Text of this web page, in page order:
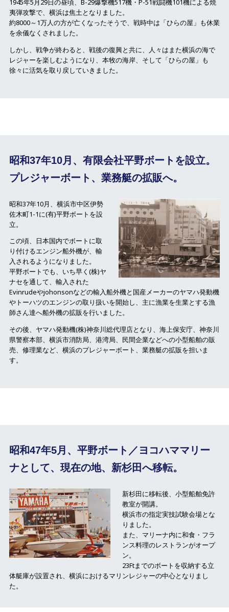
1945年5月29日の昼頃、B-29爆撃機517機・P-51戦闘機101機による焼
夷弾攻撃で、横浜は焦土となりました。
約8000～1万人の方が亡くなったそうで、戦時中は「ひらの屋」も休業
を余儀なくされました。
しかし、戦争が終わると、戦後の復興と共に、人々はまた横浜の海で
レジャーを楽しむようになり、 本牧の海岸、そして「ひらの屋」も
徐々に活気を取り戻していきました。
昭和37年10月、有限会社平野ボートを設立。
プレジャーボート、業務艇の拡販へ。
昭和37年10月、横浜市中区伊勢
佐木町1-1に(有)平野ボートを設
立。
この頃、日本国内でボートに取
り付けるエンジン船外機が、輸
入されるようになりました。
平野ボートでも、いち早く(株)ヤ
ナセを通して、輸入された
Evinrudeやjohonsonなどの輸入船外機と国産メーカーのヤマハ発動機
やトーハツのエンジンの取り扱いを開始し、 主に漁業を生業とする漁
師さん達へ船外機の拡販を行いました。
その後、ヤマハ発動機(株)神奈川総代理店となり、海上保安庁、神奈川
県警察本部、横浜市消防局、港湾局、民間企業などへの小型船舶の販
売、修理業など、横浜のプレジャーボート、業務艇の拡販を担いま
す。
昭和47年5月、平野ボート／ヨコハママリー
ナとして、現在の地、新杉田へ移転。
新杉田に移転後、小型船舶免許
教室が開講。
横浜市の指定実技試験会場とな
りました。
また、マリーナ内に和食・フラ
ンス料理のレストランがオープ
ン。
23Ftまでのボートを収納する立
体艇庫が設置され、横浜におけるマリンレジャーの中心となりまし
た。